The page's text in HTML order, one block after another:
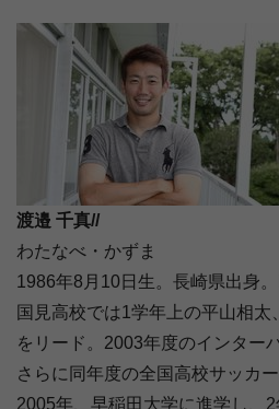
渡邉 千真//
わたなべ・かずま
1986年8月10日生。長崎県出身
国見高校では1学年上の平山相
をリード。2003年度のインター
さらに同年度の全国高校サッカ
2005年、早稲田大学に進学し、